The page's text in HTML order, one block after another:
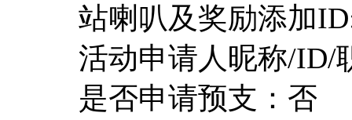
站喇叭及奖励添加
活动申请人昵称/ID/
是否申请预支：否